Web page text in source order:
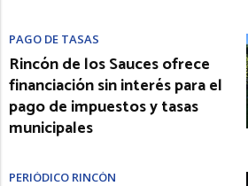
PAGO DE TASAS
Rincón de los Sauces ofrece
financiación sin interés para el
pago de impuestos y tasas
municipales
PERIÓDICO RINCÓN